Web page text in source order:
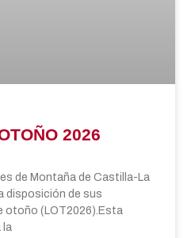
2026
de Montaña de Castilla-La
disposición de sus
otoño (LOT2026).Esta
la